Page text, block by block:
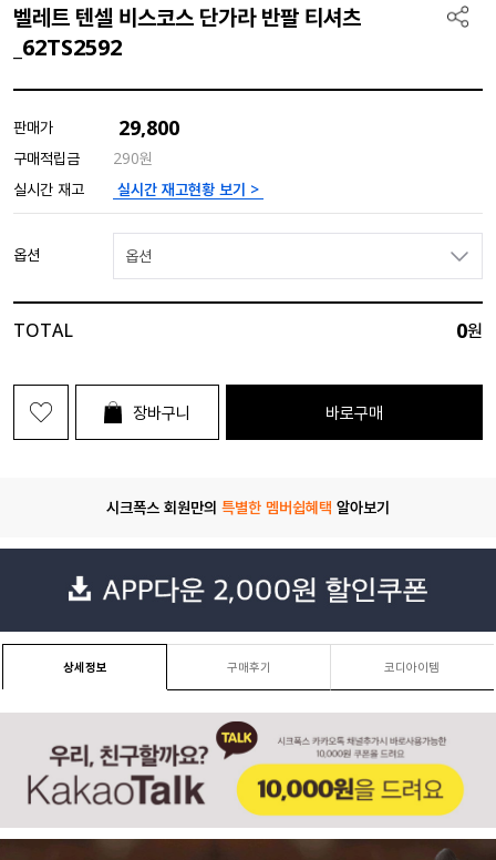
벨레트 텐셀 비스코스 단가라 반팔 티셔츠
_62TS2592
판매가 29,800
구매적립금
290원
실시간 재고
실시간 재고현황 보기 >
옵션 옵션
TOTAL 0원
장바구니 바로구매
시크폭스 회원만의 특별한 멤버쉽혜택 알아보기
상세정보 구매후기 코디아이템